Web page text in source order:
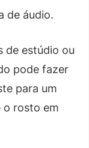
de áudio.
de estúdio ou
pode fazer
para um
o rosto em